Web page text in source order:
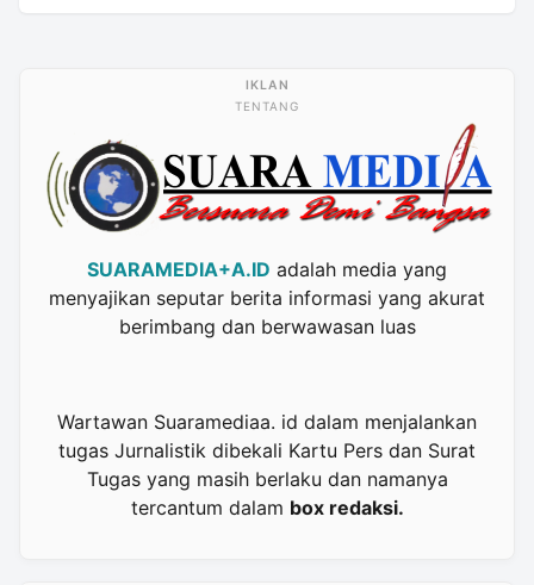
TENTANG
SUARAMEDIA+A.ID adalah media yang
menyajikan seputar berita informasi yang akurat
berimbang dan berwawasan luas
Wartawan Suaramediaa. id dalam menjalankan
tugas Jurnalistik dibekali Kartu Pers dan Surat
Tugas yang masih berlaku dan namanya
tercantum dalam box redaksi.